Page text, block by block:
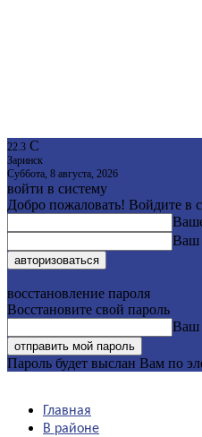
22.3 C
Заринск
Суббота, 8 августа, 2026
войти в систему
Добро пожаловать! Войдите в
Ваш
восстановление пароля
Восстановите свой пароль
Ваш
Пароль будет выслан Вам по
Главная
В районе